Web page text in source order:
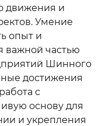
движения и
Умение
опыт и
важной частью
Шинного
достижения
с
основу для
и укрепления